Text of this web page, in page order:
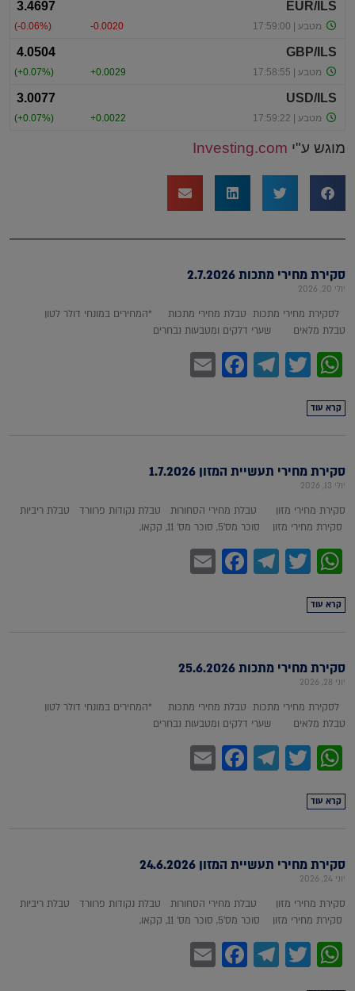
מוגש ע"י Investing.com
סקירת מחירי מתכות 2.7.2026
יולי 20, 2026
לסקירת מחירי מתכות טבלת מחירי מתכות *המחירים במונחי דולר לטון
טבלת מלאים שערי דלקים ומטבעות נבחרים
WhatsApp
Twitter
Telegram
Facebook
קרא עוד
סקירת מחירי תעשיית המזון 1.7.2026
יולי 13, 2026
סקירת מחירי מזון טבלת מחירי הסחורות טבלת נקודות פרוורד טבלת ריביות
סקירת מחירי מזון סוכר מס'5, סוכר מס' 11, קקאו,
WhatsApp
Twitter
Telegram
Facebook
קרא עוד
סקירת מחירי מתכות 25.6.2026
יוני 28, 2026
לסקירת מחירי מתכות טבלת מחירי מתכות *המחירים במונחי דולר לטון
טבלת מלאים שערי דלקים ומטבעות נבחרים
WhatsApp
Twitter
Telegram
Facebook
קרא עוד
סקירת מחירי תעשיית המזון 24.6.2026
יוני 24, 2026
סקירת מחירי מזון טבלת מחירי הסחורות טבלת נקודות פרוורד טבלת ריביות
סקירת מחירי מזון סוכר מס'5, סוכר מס' 11, קקאו,
WhatsApp
Twitter
Telegram
Facebook